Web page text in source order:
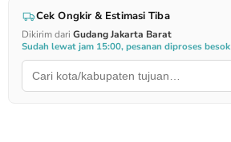
Cek Ongkir & Estimasi Tiba
Dikirim dari Gudang Jakarta Barat
Sudah lewat jam 15:00, pesanan diproses besok